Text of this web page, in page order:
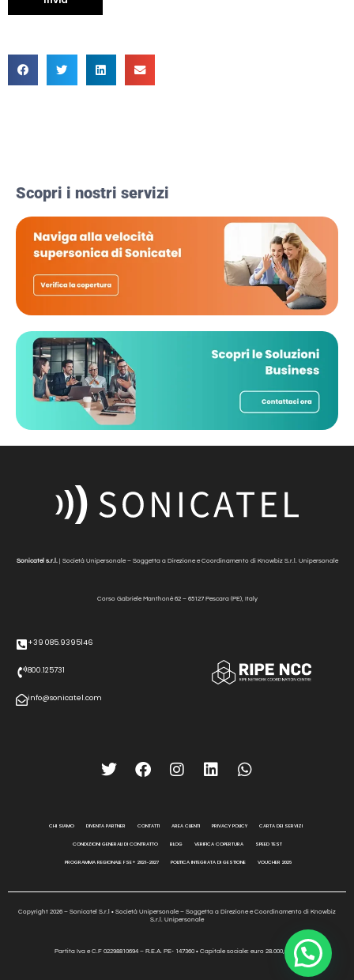
Scopri i nostri servizi
Sonicatel s.r.l.| Società Unipersonale – Soggetta a Direzione e Coordinamento di Knowbiz S.r.l. Unipersonale
Corso Gabriele Manthonè62 – 65127 Pescara (PE), Italy
+39 085.9395146
800.125731
info@sonicatel.com
CHI SIAMO DIVENTA PARTNER CONTATTI AREA CLIENTI PRIVACY POLICY CARTA DEI SERVIZI
CONDIZIONI GENERALI DI CONTRATTO BLOG VERIFICA COPERTURA SPEED TEST
PROGRAMMA REGIONALE FSE+ 2021-2027 POLITICA INTEGRATA DI GESTIONE VOUCHER 2026
Copyright 2026 – Sonicatel S.r.l • Società Unipersonale – Soggetta a Direzione e Coordinamento di Knowbiz
S.r.l. Unipersonale
Partita Iva e C.F 02298810694 – R.E.A. PE- 147360 • Capitale sociale: euro 28.000,00 i.v.